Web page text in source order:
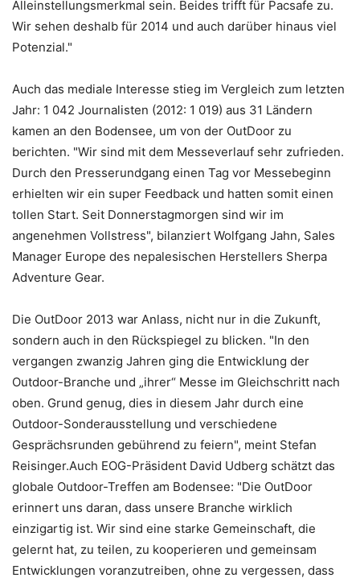
Alleinstellungsmerkmal sein. Beides trifft für Pacsafe zu.
Wir sehen deshalb für 2014 und auch darüber hinaus viel
Potenzial."
Auch das mediale Interesse stieg im Vergleich zum letzten
Jahr: 1 042 Journalisten (2012: 1 019) aus 31 Ländern
kamen an den Bodensee, um von der OutDoor zu
berichten. "Wir sind mit dem Messeverlauf sehr zufrieden.
Durch den Presserundgang einen Tag vor Messebeginn
erhielten wir ein super Feedback und hatten somit einen
tollen Start. Seit Donnerstagmorgen sind wir im
angenehmen Vollstress", bilanziert Wolfgang Jahn, Sales
Manager Europe des nepalesischen Herstellers Sherpa
Adventure Gear.
Die OutDoor 2013 war Anlass, nicht nur in die Zukunft,
sondern auch in den Rückspiegel zu blicken. "In den
vergangen zwanzig Jahren ging die Entwicklung der
Outdoor-Branche und „ihrer“ Messe im Gleichschritt nach
oben. Grund genug, dies in diesem Jahr durch eine
Outdoor-Sonderausstellung und verschiedene
Gesprächsrunden gebührend zu feiern", meint Stefan
Reisinger.Auch EOG-Präsident David Udberg schätzt das
globale Outdoor-Treffen am Bodensee: "Die OutDoor
erinnert uns daran, dass unsere Branche wirklich
einzigartig ist. Wir sind eine starke Gemeinschaft, die
gelernt hat, zu teilen, zu kooperieren und gemeinsam
Entwicklungen voranzutreiben, ohne zu vergessen, dass